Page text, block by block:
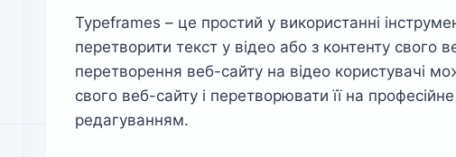
Typeframes – це простий у використанні
перетворити текст у відео або з контенту свого
перетворення веб-сайту на відео користувачі
свого веб-сайту і перетворювати її на
редагуванням.